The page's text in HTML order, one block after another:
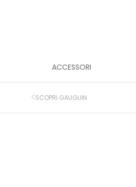
ACCESSORI
SCOPRI GAUGUIN